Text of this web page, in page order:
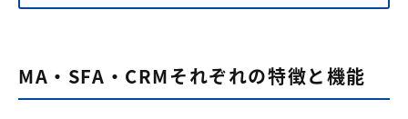
MA・SFA・CRMそれぞれの特徴と機能